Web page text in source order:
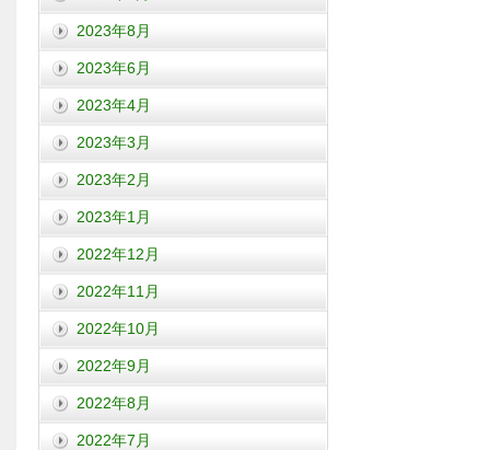
2023年8月
2023年6月
2023年4月
2023年3月
2023年2月
2023年1月
2022年12月
2022年11月
2022年10月
2022年9月
2022年8月
2022年7月